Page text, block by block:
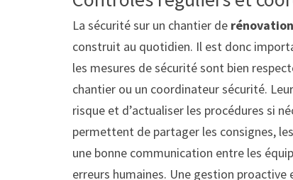
La sécurité sur un chantier de
construit au quotidien. Il est donc
les mesures de sécurité sont bien
chantier ou un coordinateur sécurité.
risque et d’actualiser les procédures si
permettent de partager les consignes,
une bonne communication entre les
erreurs humaines. Une gestion proactive